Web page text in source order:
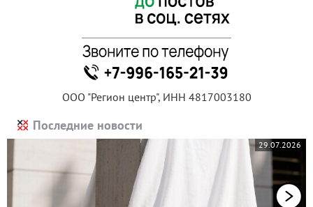
ООО "Регион центр", ИНН 4817003180
Последние новости
29.07.2026